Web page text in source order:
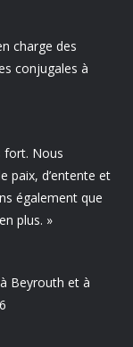
charge des
conjugales à
fort. Nous
paix, d’entente et
également que
plus. »
Beyrouth et à